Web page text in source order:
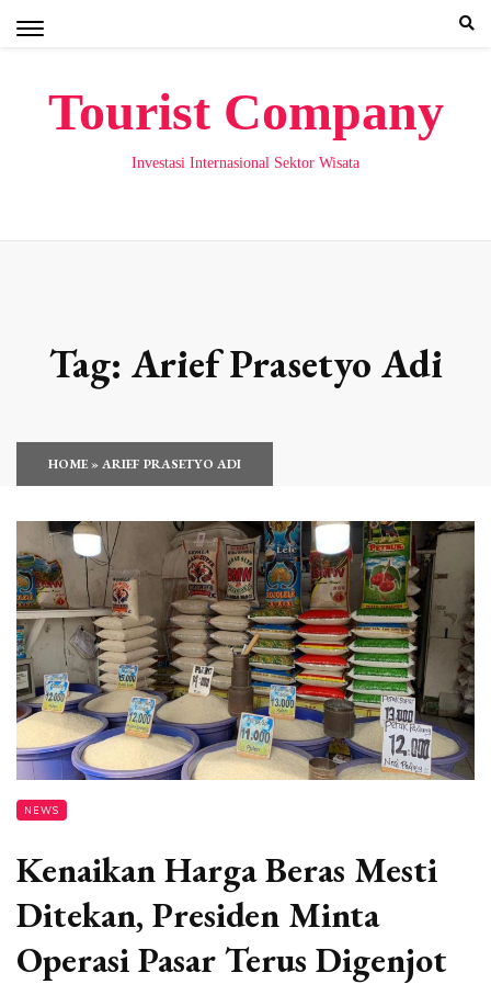
Tourist Company
Investasi Internasional Sektor Wisata
Tag: Arief Prasetyo Adi
HOME»ARIEF PRASETYO ADI
NEWS
Kenaikan Harga Beras Mesti
Ditekan, Presiden Minta
Operasi Pasar Terus Digenjot